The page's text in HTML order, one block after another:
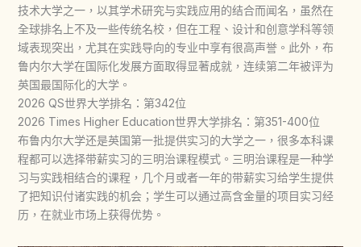
技术大学之一，以其学术研究与实践应用的结合而闻名，虽然在
全球排名上不及一些传统名校，但在工程、设计和创意学科等领
域表现突出，尤其在实践导向的专业中享有很高声誉。此外，布
鲁内尔大学在国际化发展方面取得显著成就，连续第二年被评为
英国最国际化的大学。
2026 QS世界大学排名：第342位
2026 Times Higher Education世界大学排名：第351-400位
布鲁内尔大学还是英国第一批提供实习的大学之一，很多本科课
程都可以选择带薪实习的三明治课程模式。三明治课程是一种学
习与实践相结合的课程，几个月或者一年的带薪实习给学生提供
了把知识付诸实践的机会；学生可以通过高含金量的项目实习经
历，在就业市场上获得优势。